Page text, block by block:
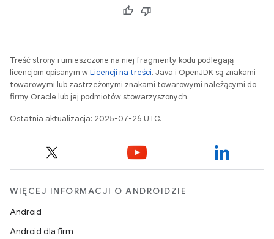
Treść strony i umieszczone na niej fragmenty kodu podlegają
licencjom opisanym wLicencji na treści. Java i OpenJDK są znakami
towarowymi lub zastrzeżonymi znakami towarowymi należącymi do
firmy Oracle lub jej podmiotów stowarzyszonych.
Ostatnia aktualizacja: 2025-07-26 UTC.
WIĘCEJ INFORMACJI O ANDROIDZIE
Android
Android dla firm